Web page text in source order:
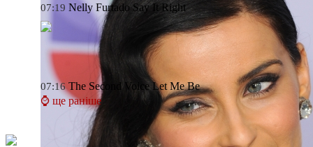
07:19 Nelly Furtado Say It Right
07:16 The Second Voice Let Me Be
⌚ ще раніше